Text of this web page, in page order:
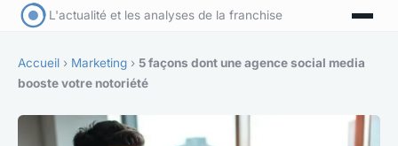
L'actualité et les analyses de la franchise
Accueil › Marketing › 5 façons dont une agence social media
booste votre notoriété